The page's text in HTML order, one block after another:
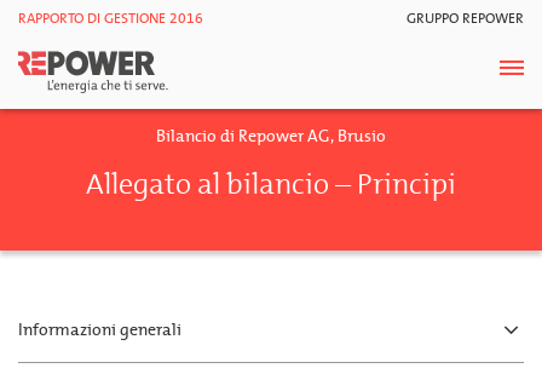
RAPPORTO DI GESTIONE 2016 GRUPPO REPOWER
Bilancio di Repower AG, Brusio
Allegato al bilancio – Principi
Informazioni generali